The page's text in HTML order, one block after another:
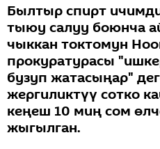
Былтыр спирт
тыюу салуу боюнча
чыккан токтомун
прокуратурасы
бузуп жатасыңар"
жергиликтүү сотко
кеңеш 10 миң сом
жыгылган.